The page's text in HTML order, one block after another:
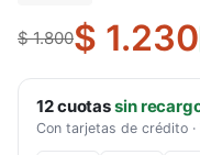
$ 1.800$ 1.230
12cuotassin
Con tarjetas de crédito ·